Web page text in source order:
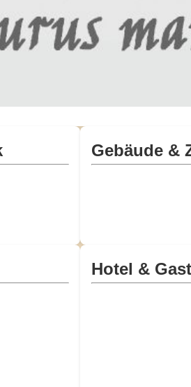
Gebäude &
Hotel &